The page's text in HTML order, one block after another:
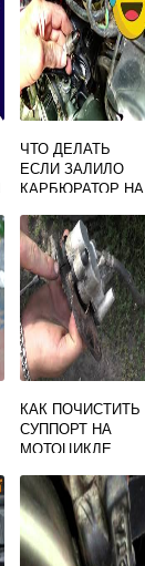
ЧТО ДЕЛАТЬ
ЕСЛИ ЗАЛИЛО
КАРБЮРАТОР НА
КАК ПОЧИСТИТЬ
СУППОРТ НА
МОТОЦИКЛЕ